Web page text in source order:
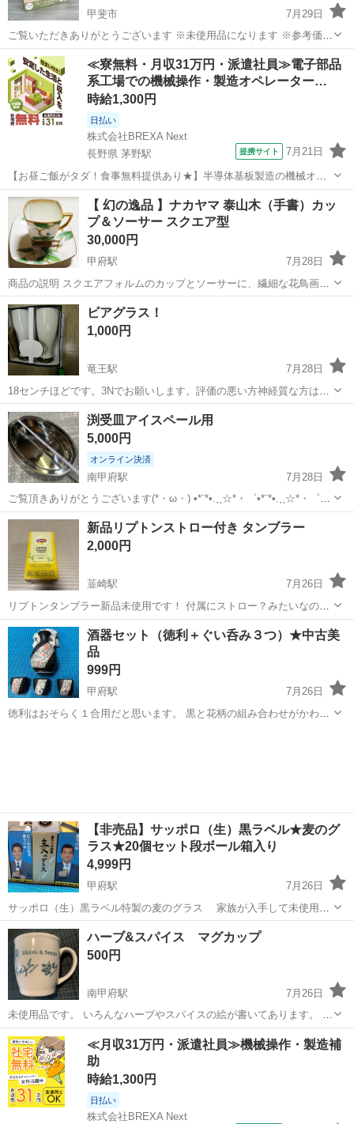
甲斐市
7月29日
ご覧いただきありがとうございます ※未使用品になります ※参考価
格/1,598円 商品の特徴 美濃焼 伊羅保釉の深みのある色合い ボウル&プ
レート 3色セット(緑のプレートのみございません) 食洗機・電子レ...
山梨 甲斐市 食器 食洗機
≪寮無料・月収31万円・派遣社員≫電子部品
系工場での機械操作・製造オペレーター…
時給1,300円
日払い
株式会社BREXA Next
長野県 茅野駅
提携サイト 7月21日
【お昼ご飯がタダ！食事無料提供あり★】半導体基板製造の機械オペ
レーターや検査作業！未経験活躍中★カップル＆友達同士の応募OK！
赴任旅費会社負担★嬉しい無料送迎◎正社員登用制度あり！マイカー
通勤OK！無料駐車場完備！《長野県茅...
長野 茅野市 茅野駅 その他
【 幻の逸品 】ナカヤマ 泰山木（手書）カッ
プ＆ソーサー スクエア型
30,000円
甲府駅
7月28日
商品の説明 スクエアフォルムのカップとソーサーに、繊細な花鳥画と
金彩が施された優美なセットです。 - デザイン: 花鳥画、金彩装飾 - シ
リーズ: 泰山木(ハイエンドモデル) - 形状: スクエア型 - カ...
山梨 甲府市 甲府駅
ビアグラス！
1,000円
竜王駅
7月28日
18センチほどです。3Nでお願いします。評価の悪い方神経質な方はご
遠慮下さい。
山梨 甲斐市 竜王駅 ビアグラス
渕受皿アイスペール用
5,000円
オンライン決済
南甲府駅
7月28日
ご覧頂きありがとうございます(*・ω・) •*¨*•.¸¸☆*・゜•*¨*•.¸¸☆*・゜
•*¨*•.¸¸☆*・* 【商品名】 アイスペール用 【商品状態】 ・新品開封
品 段ボールダメージある物もございます。 ...
山梨 甲府市 南甲府駅 食器
新品リプトンストロー付き タンブラー
2,000円
韮崎駅
7月26日
リプトンタンブラー新品未使用です！ 付属にストロー？みたいなのつ
いてました！ なかなかしっかりしてる物だと思います！
山梨 韮崎市 韮崎駅 食器
酒器セット（徳利＋ぐい呑み３つ）★中古美
品
999円
甲府駅
7月26日
徳利はおそらく１合用だと思います。 黒と花柄の組み合わせがかわい
【非売品】サッポロ（生）黒ラベル★麦のグ
ラス★20個セット段ボール箱入り
4,999円
甲府駅
7月26日
サッポロ（生）黒ラベル特製の麦のグラス 家族が入手して未使用の
まま自宅で保管して おりました。調べたら非売品とのことですで その
ように紹介させていただいております。 20個あるのでお店で使った
り、パーティ用...
山梨 甲府市 甲府駅 食器 黒ラベル
ハーブ&スパイス マグカップ
500円
南甲府駅
7月26日
未使用品です。 いろんなハーブやスパイスの絵が書いてあります。 プ
リントではなく彫って着色してあるタイプです。 即購入可 値下げ不可
ペット無し タバコ無し
山梨 甲府市 南甲府駅 食器 マグカップ
≪月収31万円・派遣社員≫機械操作・製造補
助
時給1,300円
日払い
株式会社BREXA Next